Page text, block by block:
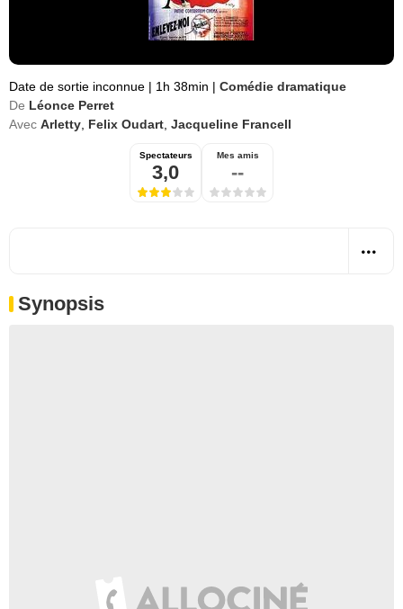
Date de sortie inconnue | 1h 38min | Comédie dramatique
De Léonce Perret
Avec Arletty Felix Oudart Jacqueline Francell
Spectateurs
3,0
Mes amis
--
Synopsis